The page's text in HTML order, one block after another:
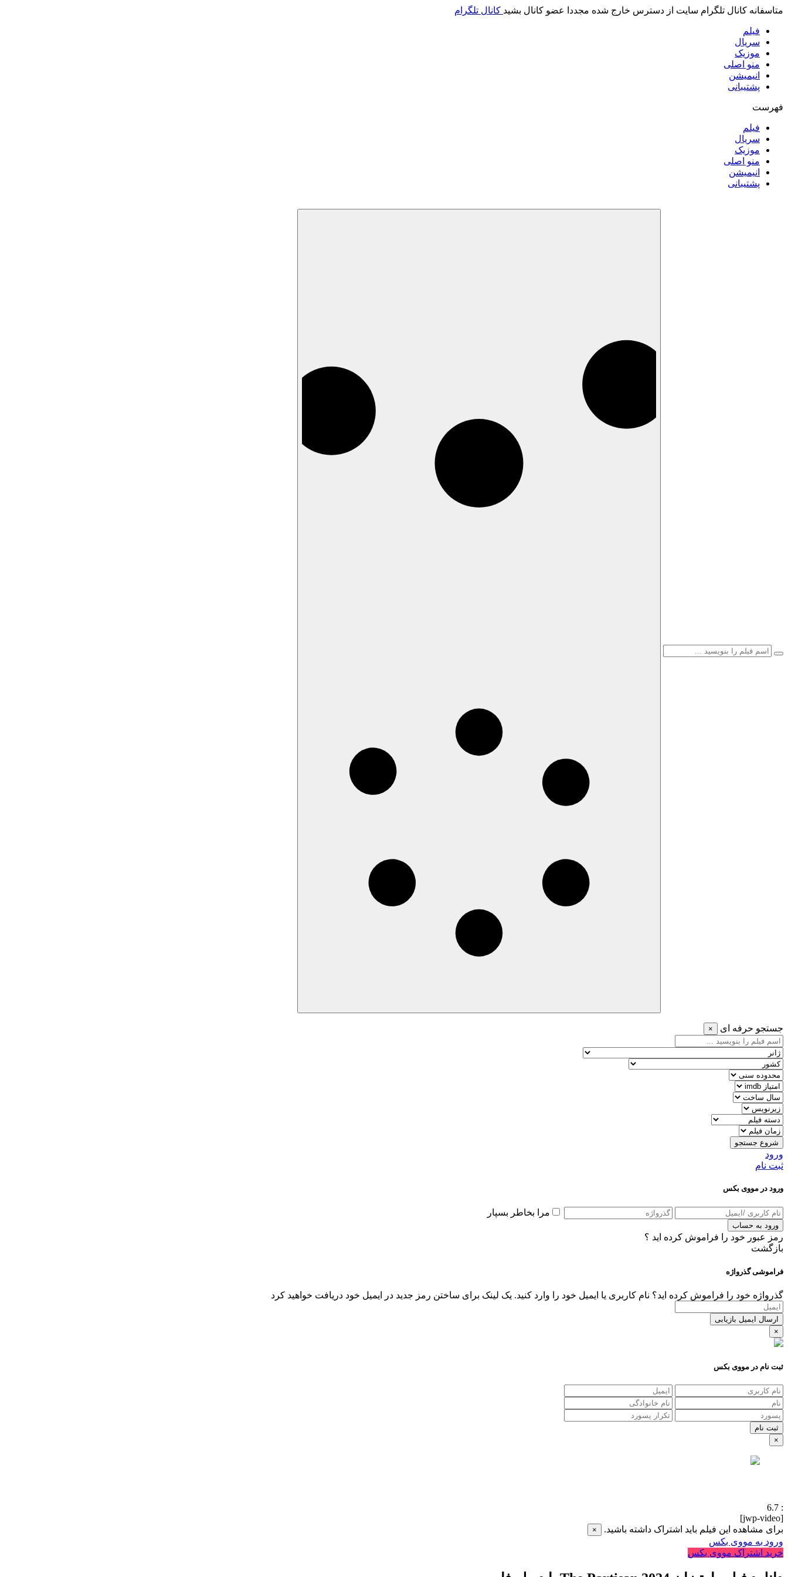
متاسفانه کانال تلگرام سایت از دسترس خارج شده مجددا عضو کانال بشید کانال تلگرام
فیلم
سریال
موزیک
منو اصلی
انیمیشن
پشتیبانی
فهرست
فیلم
سریال
موزیک
منو اصلی
انیمیشن
پشتیبانی
جستجو حرفه ای ×
شروع جستجو
ورود
ثبت نام
ورود در مووی بکس
مرا بخاطر بسپار
ورود به حساب
رمز عبور خود را فراموش کرده اید ؟
بازگشت
فراموشی گذرواژه
گذرواژه خود را فراموش کرده اید؟ نام کاربری یا ایمیل خود را وارد کنید. یک لینک برای ساختن رمز جدید در ایمیل خود دریافت خواهید کرد
ارسال ایمیل بازیابی
×
ثبت نام در مووی بکس
×
:
6.7
[jwp-video]
برای مشاهده این فیلم باید اشتراک داشته باشید.
×
ورود به مووی بکس
خرید اشتراک مووی بکس